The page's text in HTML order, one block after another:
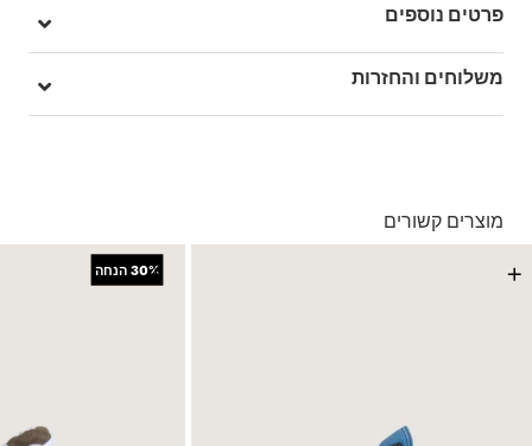
Knu Skool, פרשנות מודרנית לסגנון הניינטיז הקלאסי, לשונית נפוחה,
סייד סטרייפ תלת מימדי, ושרוכים עבים, ה – Knu Skool מכבדת את
הטרנדים של ההווה, עשויה מבד זמש איכותי, לולאת משיכה בעקב
פרטים נוספים
מק"ט: V00CS0M8I
משלוחים והחזרות
*ייתכנו עיכובים בעקבות עומסים
מוצרים קשורים
+
+
30% הנחה